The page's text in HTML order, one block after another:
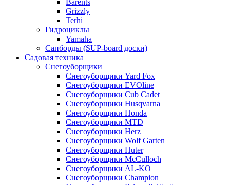
Barents
Grizzly
Terhi
Гидроциклы
Yamaha
Сапборды (SUP-board доски)
Садовая техника
Снегоуборщики
Снегоуборщики Yard Fox
Снегоуборщики EVOline
Снегоуборщики Cub Cadet
Снегоуборщики Husqvarna
Снегоуборщики Honda
Снегоуборщики MTD
Снегоуборщики Herz
Снегоуборщики Wolf Garten
Снегоуборщики Huter
Снегоуборщики McCulloch
Снегоуборщики AL-KO
Снегоуборщики Champion